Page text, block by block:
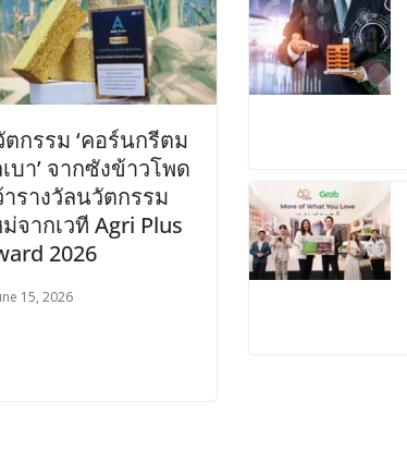
กรรม ‘คอร์นกรีตม
บา’ จากซังข้าวโพด
รางวัลนวัตกรรม
จากเวที Agri Plus
2026
15, 2026